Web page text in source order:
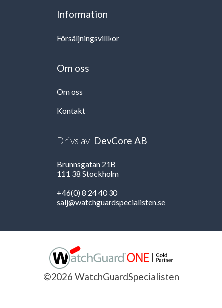
Information
Försäljningsvillkor
Om oss
Om oss
Kontakt
Drivs av DevCore AB
Brunnsgatan 21B
111 38 Stockholm
+46(0) 8 24 40 30
salj@watchguardspecialisten.se
©2026 WatchGuardSpecialisten